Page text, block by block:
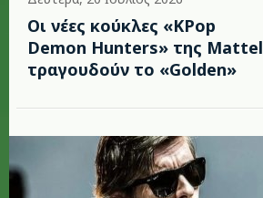
Οι νέες κούκλες «KPop
Demon Hunters» της Mattel
τραγουδούν το «Golden»